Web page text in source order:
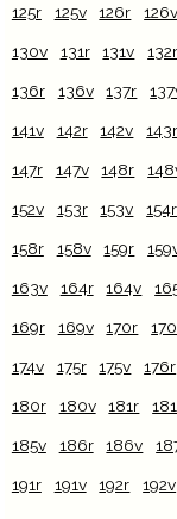
125r 125v 126r 126v
130v 131r 131v 132r
136r 136v 137r
141v 142r 142v 143r
147r 147v 148r
152v 153r 153v 154r
158r 158v 159r
163v 164r 164v
169r 169v 170r
174v 175r 175v 176r
180r 180v 181r
185v 186r 186v
191r 191v 192r 192v